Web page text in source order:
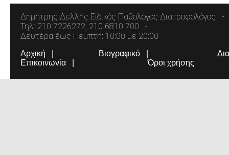
Δημήτρης Δελλής Ειδικός Παθολόγος Διατροφολόγος
Τηλ: 210 7226272, 210 6810 700
Δευτέρα έως Πέμπτη: 10:00 με 20:00
Αρχική Βιογραφικό
Επικοινωνία
Όροι χρήσης